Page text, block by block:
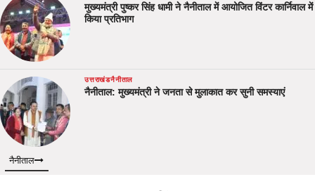
मुख्यमंत्री पुष्कर सिंह धामी ने नैनीताल में आयोजित विंटर कार्निवाल में
किया प्रतिभाग
उत्तराखंडनैनीताल
नैनीताल: मुख्यमंत्री ने जनता से मुलाकात कर सुनी समस्याएं
नैनीताल